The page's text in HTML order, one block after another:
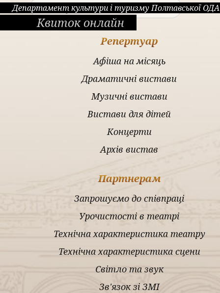
Департамент культури і туризму Полтавської ОДА
Квиток онлайн
Репертуар
Афіша на місяць
Драматичні вистави
Музичні вистави
Вистави для дітей
Концерти
Архів вистав
Партнерам
Запрошуємо до співпраці
Урочистості в театрі
Технічна характеристика театру
Технічна характеристика сцени
Світло та звук
Зв'язок зі ЗМІ